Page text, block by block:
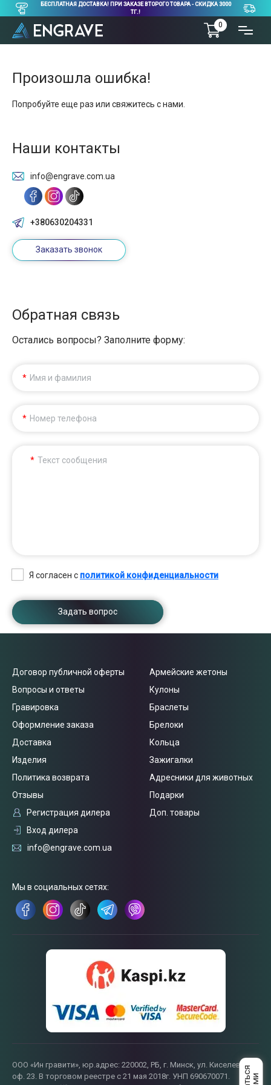
БЕСПЛАТНАЯ ДОСТАВКА! ПРИ ЗАКАЗЕ ВТОРОГО ТОВАРА - СКИДКА 3000
ТГ.!
0
Произошла ошибка!
Попробуйте еще раз или свяжитесь с нами.
Наши контакты
info@engrave.com.ua
+380630204331
Заказать звонок
Обратная связь
Остались вопросы? Заполните форму:
Имя и фамилия
Номер телефона
Текст сообщения
Я согласен с политикой конфиденциальности
Задать вопрос
Договор публичной оферты
Вопросы и ответы
Гравировка
Оформление заказа
Доставка
Изделия
Политика возврата
Отзывы
Регистрация дилера
Вход дилера
Армейские жетоны
Кулоны
Браслеты
Брелоки
Кольца
Зажигалки
Адресники для животных
Подарки
Доп. товары
info@engrave.com.ua
Мы в социальных сетях:
ООО «Ин гравити», юр.адрес: 220002, РБ, г. Минск, ул. Киселева, 55,
оф. 23. В торговом реестре с 21 мая 2018г. УНП 690670071.